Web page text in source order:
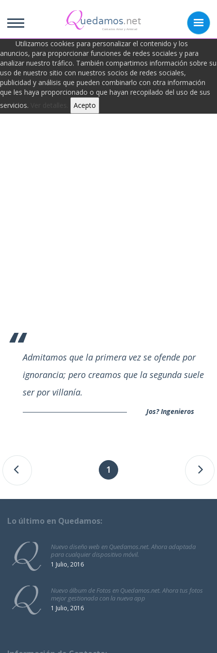
uedamos.net
Contactos Amor y Amistad
Utilizamos cookies para personalizar el contenido y los
anuncios, para proporcionar funciones de redes sociales y para
analizar nuestro tráfico. También compartimos información sobre su
uso de nuestro sitio con nuestros socios de redes sociales,
publicidad y análisis que pueden combinarlo con otra información
que les haya proporcionado o que hayan recopilado del uso de sus
servicios.
Ver detalles. Acepto
Frases de Ofender
Admitamos que la primera vez se ofende por
ignorancia; pero creamos que la segunda suele
ser por villanía.
Jos? Ingenieros
1
Lo último en Quedamos:
Nuevo diseño web en Quedamos.net. Ahora adaptada
para cualquier dispositivo móvil.
1 Julio, 2016
Nuevo álbum de Fotos en Quedamos.net. Ahora tus fotos
mejor gestionada con la nueva app
1 Julio, 2016